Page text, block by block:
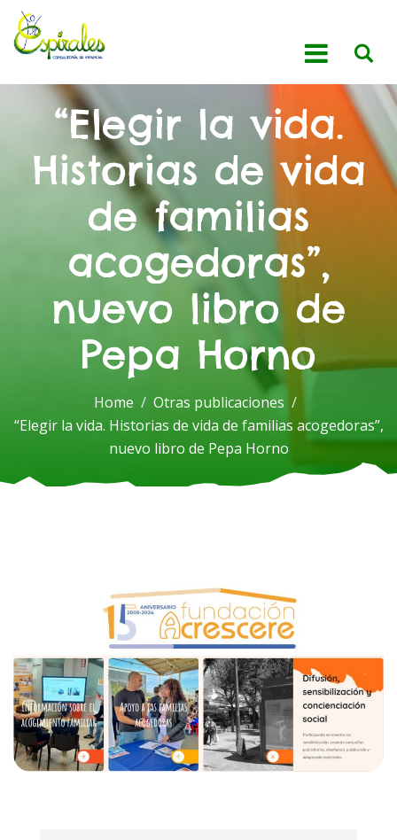
“Elegir la vida.
Historias de vida
de familias
acogedoras”,
nuevo libro de
Pepa Horno
Home
Otras publicaciones
“Elegir la vida. Historias de vida de familias acogedoras”,
nuevo libro de Pepa Horno